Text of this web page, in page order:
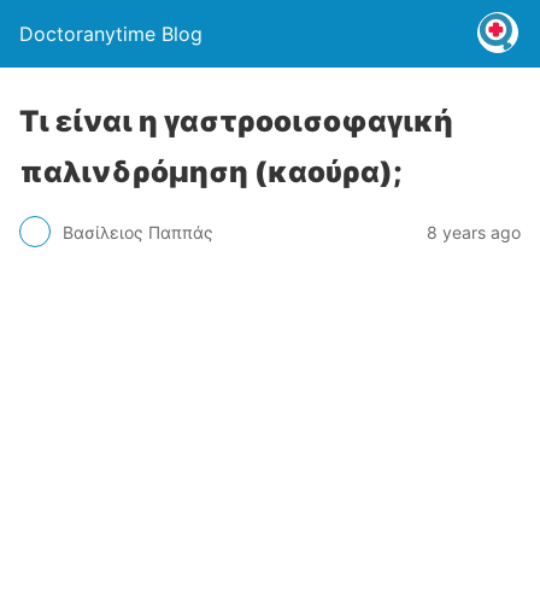
Doctoranytime Blog
Τι είναι η γαστροοισοφαγική
παλινδρόμηση (καούρα);
Βασίλειος Παππάς 8 years ago